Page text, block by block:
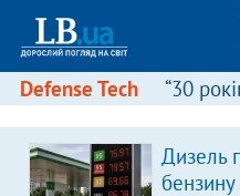
Defense Tech “30
Дизель